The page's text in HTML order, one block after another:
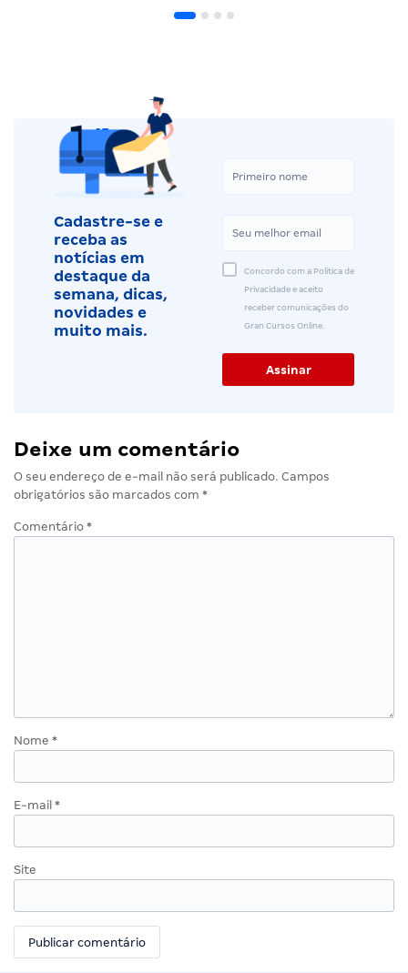
Cadastre-se e
receba as
notícias em
destaque da
semana, dicas,
novidades e
muito mais.
Concordo com a Política de
Privacidade e aceito
receber comunicações do
Gran Cursos Online.
Deixe um comentário
O seu endereço de e-mail não será publicado. Campos
obrigatórios são marcados com *
Comentário *
Nome *
E-mail *
Site